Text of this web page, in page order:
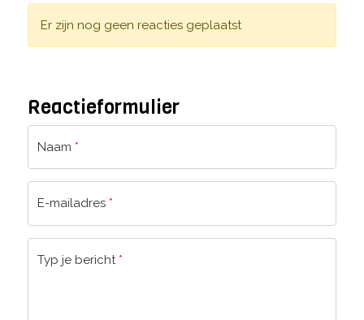
Er zijn nog geen reacties geplaatst
Reactieformulier
Naam *
E-mailadres *
Typ je bericht *